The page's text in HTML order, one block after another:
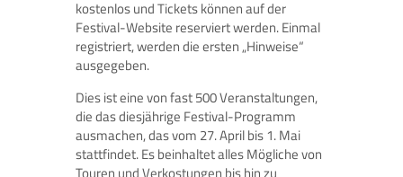
kostenlos und Tickets können auf der
Festival-Website reserviert werden. Einmal
registriert, werden die ersten „Hinweise“
ausgegeben.
Dies ist eine von fast 500 Veranstaltungen,
die das diesjährige Festival-Programm
ausmachen, das vom 27. April bis 1. Mai
stattfindet. Es beinhaltet alles Mögliche von